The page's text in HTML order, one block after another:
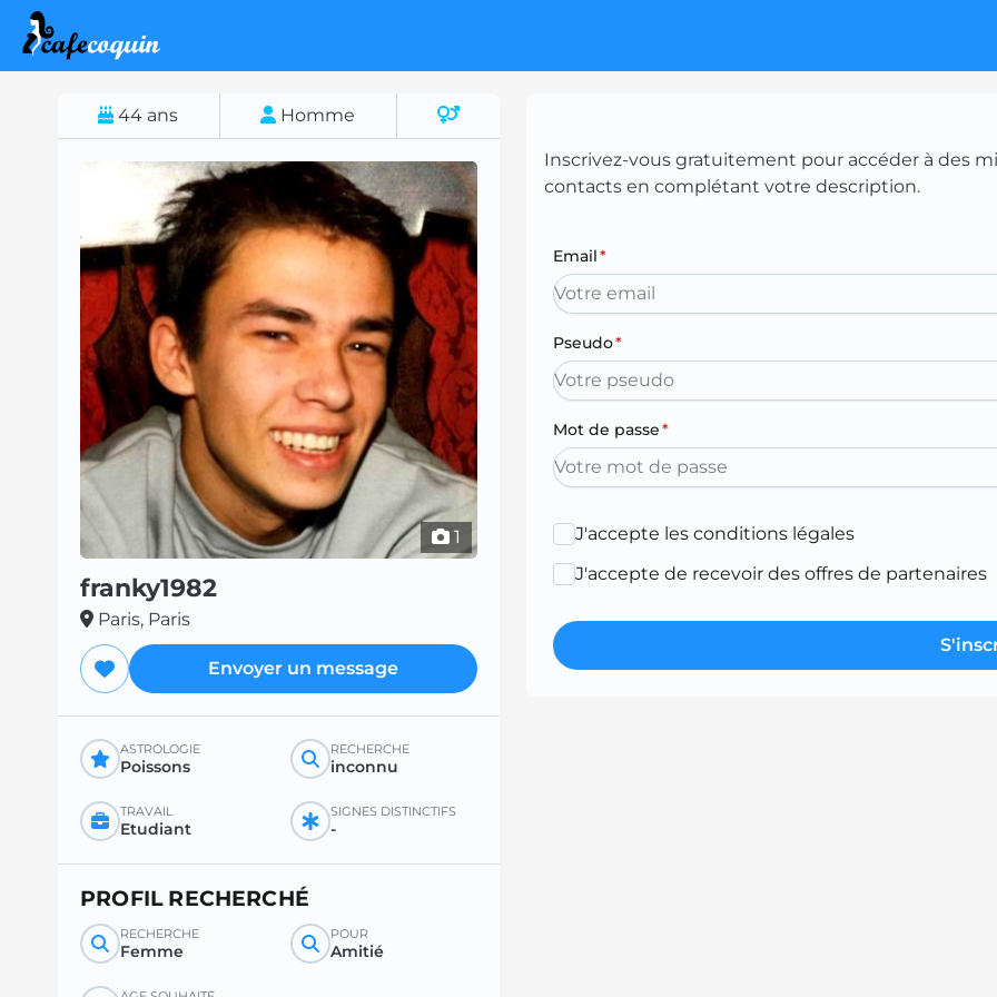
44 ans Homme
1
franky1982
Paris, Paris
Envoyer un message
ASTROLOGIE
Poissons
RECHERCHE
inconnu
TRAVAIL
Etudiant
SIGNES DISTINCTIFS
-
PROFIL RECHERCHÉ
RECHERCHE
Femme
POUR
Amitié
Inscrivez-vous gratuitement pour accéder à des
contacts en complétant votre description.
Email*
Pseudo*
Mot de passe*
J'accepte les conditions légales
J'accepte de recevoir des offres de partenaires